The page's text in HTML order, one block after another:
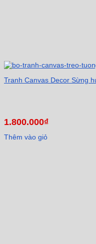
Tranh Canvas Decor Sừng
1.800.000₫
Thêm vào giỏ